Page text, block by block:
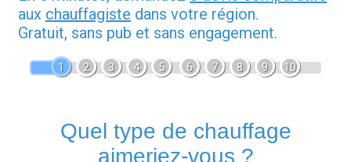
aux chauffagiste dans votre région.
Gratuit, sans pub et sans engagement.
1 2 3 4 5 6 7 8 9 10
Quel type de chauffage
aimeriez-vous ?